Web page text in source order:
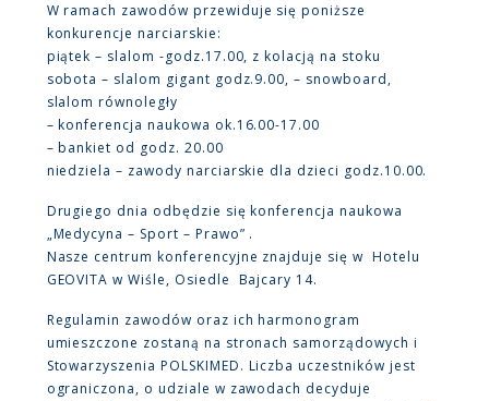
W ramach zawodów przewiduje się poniższe
konkurencje narciarskie:
piątek – slalom -godz.17.00, z kolacją na stoku
sobota – slalom gigant godz.9.00, – snowboard,
slalom równoległy
– konferencja naukowa ok.16.00-17.00
– bankiet od godz. 20.00
niedziela – zawody narciarskie dla dzieci godz.10.00.
Drugiego dnia odbędzie się konferencja naukowa
„Medycyna – Sport – Prawo” .
Nasze centrum konferencyjne znajduje się w Hotelu
GEOVITA w Wiśle, Osiedle Bajcary 14.
Regulamin zawodów oraz ich harmonogram
umieszczone zostaną na stronach samorządowych i
Stowarzyszenia POLSKIMED. Liczba uczestników jest
ograniczona, o udziale w zawodach decyduje